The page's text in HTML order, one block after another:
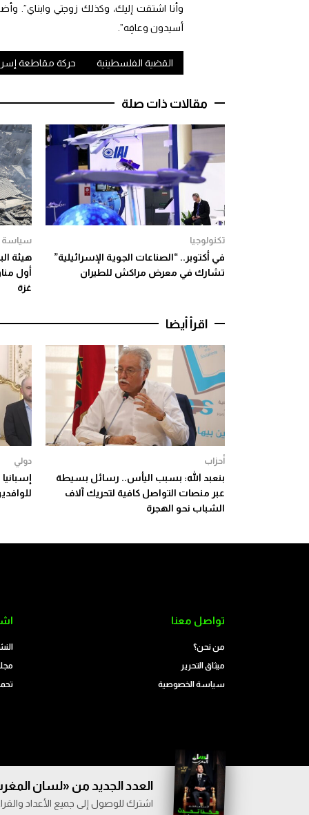
وأنا اشتقت إليك، وكذلك زوجتي وابناي”.
أسيدون وعافِه”.
القضية الفلسطينية حركة مقاطعة
مقالات ذات صلة
تكنولوجيا
في أكتوبر.. “الصناعات الجوية الإسرائيلية”
تشارك في معرض مراكش للطيران
سياسة
هيئة
أول
غزة
اقرأ أيضا
أحزاب
بنعبد الله: بسبب اليأس.. رسائل بسيطة
عبر منصات التواصل كافية لتحريك آلاف
الشباب نحو الهجرة
دولي
العدد الجديد من «لسان
اشترك للوصول إلى جميع الأعداد
تواصل معنا
من نحن؟
ميثاق التحرير
سياسة الخصوصية